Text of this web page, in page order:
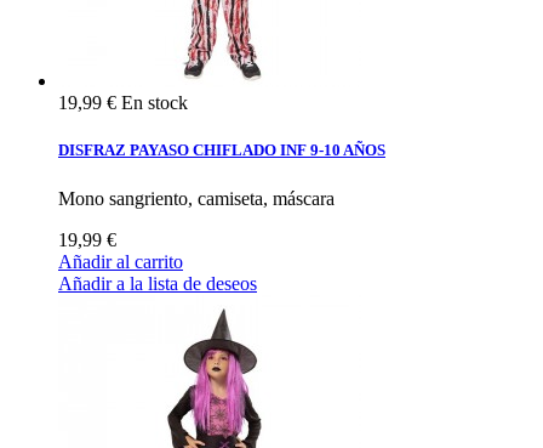
19,99 € En stock
DISFRAZ PAYASO CHIFLADO INF 9-10 AÑOS
Mono sangriento, camiseta, máscara
19,99 €
Añadir al carrito
Añadir a la lista de deseos